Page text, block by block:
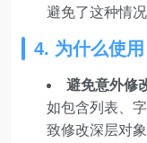
避免了这种情况
4. 为什么使
避免意外修
如包含列表、
致修改深层对